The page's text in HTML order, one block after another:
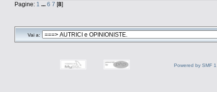
Pagine: 1 ... 6 7 [8]
Vai a:
Powered by SMF